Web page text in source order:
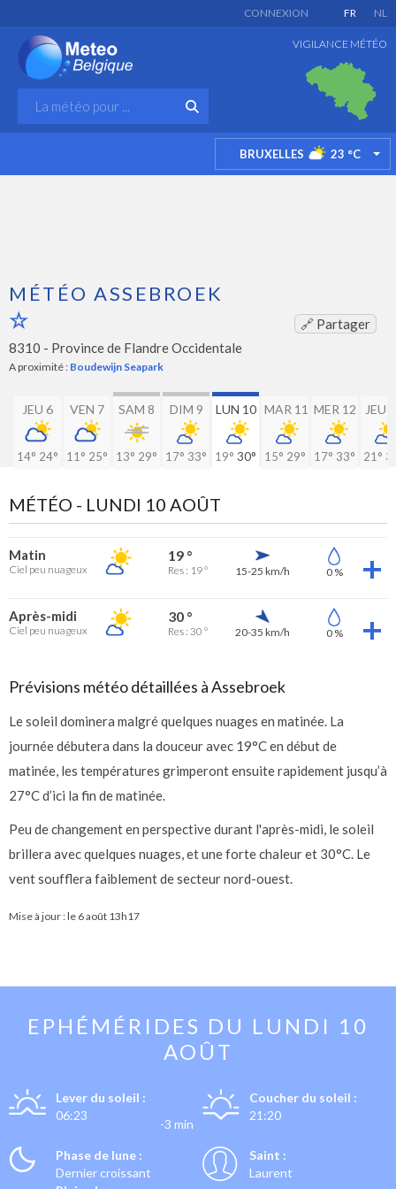
FR NL
CONNEXION
VIGILANCE MÉTÉO
BRUXELLES 23 °C
MÉTÉO ASSEBROEK
🔗 Partager
8310 - Province de Flandre Occidentale
A proximité : Boudewijn Seapark
JEU 6
14° 24°
VEN 7
11° 25°
SAM 8
13° 29°
DIM 9
17° 33°
LUN 10
19° 30°
MAR 11
15° 29°
MER 12
17° 33°
JEU
21°
MÉTÉO - LUNDI 10 AOÛT
Matin
Ciel peu nuageux
19 °
Res : 19 ° 15-25 km/h 0 %
Après-midi
Ciel peu nuageux
30 °
Res : 30 ° 20-35 km/h 0 %
Prévisions météo détaillées à Assebroek
Le soleil dominera malgré quelques nuages en matinée. La
journée débutera dans la douceur avec 19°C en début de
matinée, les températures grimperont ensuite rapidement jusqu’à
27°C d’ici la fin de matinée.
Peu de changement en perspective durant l'après-midi, le soleil
brillera avec quelques nuages, et une forte chaleur et 30°C. Le
vent soufflera faiblement de secteur nord-ouest.
Mise à jour : le 6 août 13h17
EPHÉMÉRIDES DU LUNDI 10
AOÛT
Lever du soleil :
06:23
-3 min
Coucher du soleil :
21:20
Phase de lune :
Dernier croissant
Saint :
Laurent